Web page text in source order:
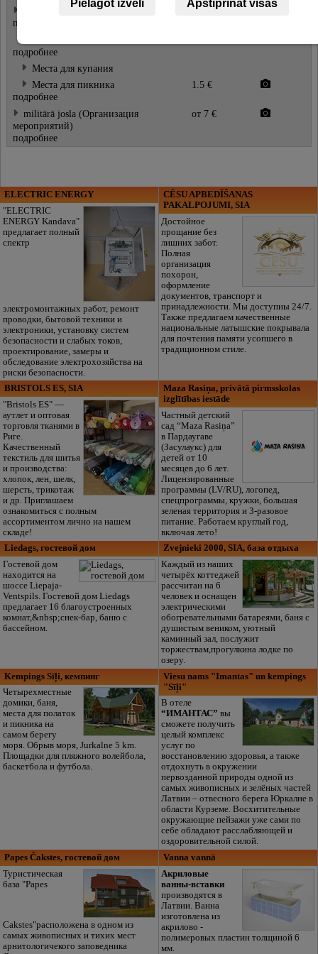
Отдых на природе
~ 3 €
подробнее
подробнее
Места для купания
Места для пикника
1.5 €
подробнее
militārā josla (Организация
мероприятий)
от 7 €
подробнее
ELECTRIC ENERGY
"ELECTRIC
ENERGY Kandava"
предлагает полный
спектр
электромонтажных работ, ремонт
проводки, бытовой техники и
электроники, установку систем
безопасности и слабых токов,
проектирование, замеры и
обследование электрохозяйства на
риски безопасности.
CĒSU APBEDĪŠANAS
PAKALPOJUMI, SIA
Достойное
прощание без
лишних забот.
Полная
организация
похорон,
оформление
документов, транспорт и
принадлежности. Мы доступны 24/7.
Также предлагаем качественные
национальные латышские покрывала
для почтения памяти усопшего в
традиционном стиле.
BRISTOLS ES, SIA
"Bristols ES" —
аутлет и оптовая
торговля тканями в
Риге.
Качественный
текстиль для шитья
и производства:
хлопок, лен, шелк,
шерсть, трикотаж
и др. Приглашаем
ознакомиться с полным
ассортиментом лично на нашем
складе!
Maza Rasiņa, privātā pirmsskolas
izglītības iestāde
Частный детский
сад “Maza Rasiņa”
в Пардаугаве
(Засулаукс) для
детей от 10
месяцев до 6 лет.
Лицензированные
программы (LV/RU), логопед,
спецпрограммы, кружки, большая
зеленая территория и 3-разовое
питание. Работаем круглый год,
включая лето!
Liedags, гостевой дом
Гостевой дом
находится на
шоссе Liepаja-
Ventspils. Гостевой дом Liedags
предлагает 16 благоустроенных
комнат,&nbsp;снек-бар, баню с
бассейном.
Zvejnieki 2000, SIA, база отдыха
Каждый из наших
четырёх коттеджей
рассчитан на 6
человек и оснащен
электрическими
обогревательными батареями, баня с
душистым веником, уютный
каминный зал, послужит
торжествам,прогулкина лодке по
озеру.
Kempings Sīļi, кемпинг
Четырехместные
домики, баня,
места для полаток
и пикника на
самом берегу
моря. Обрыв моря, Jurkalne 5 km.
Площадки для пляжного волейбола,
баскетбола и футбола.
Viesu nams "Imantas" un kempings
"Sīļi"
В отеле
“ИМАНТАС” вы
сможете получить
целый комплекс
услуг по
восстановлению здоровья, а также
отдохнуть в окружении
первозданной природы одной из
самых живописных и зелёных частей
Латвии – отвесного берега Юркалне в
области Курземе. Восхитительные
окружающие пейзажи уже сами по
себе обладают расслабляющей и
оздоровительной силой.
Papes Čakstes, гостевой дом
Туристическая
база "Papes
Cakstes"расположена в одном из
самых живописных и тихих мест
арнитологичекого заповедника
Vanna vannā
Акриловые
ванны-вставки
производятся в
Латвии. Ванна
изготовлена из
акрилово -
полимеровых пластин толщиной 6
мм.
Pielāgot izvēli Apstiprināt visas